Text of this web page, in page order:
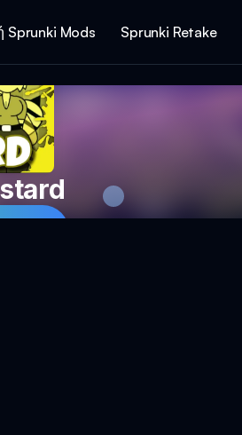
Sprunki Mods Sprunki Retake